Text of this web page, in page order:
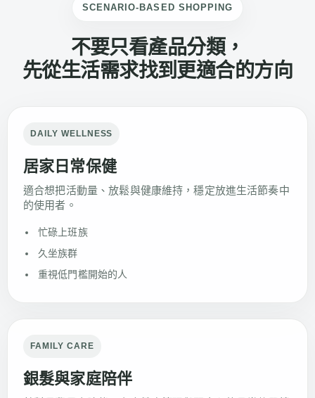
SCENARIO-BASED SHOPPING
不要只看產品分類，
先從生活需求找到更適合的方向
DAILY WELLNESS
居家日常保健
適合想把活動量、放鬆與健康維持，穩定放進生活節奏中
的使用者。
忙碌上班族
久坐族群
重視低門檻開始的人
FAMILY CARE
銀髮與家庭陪伴